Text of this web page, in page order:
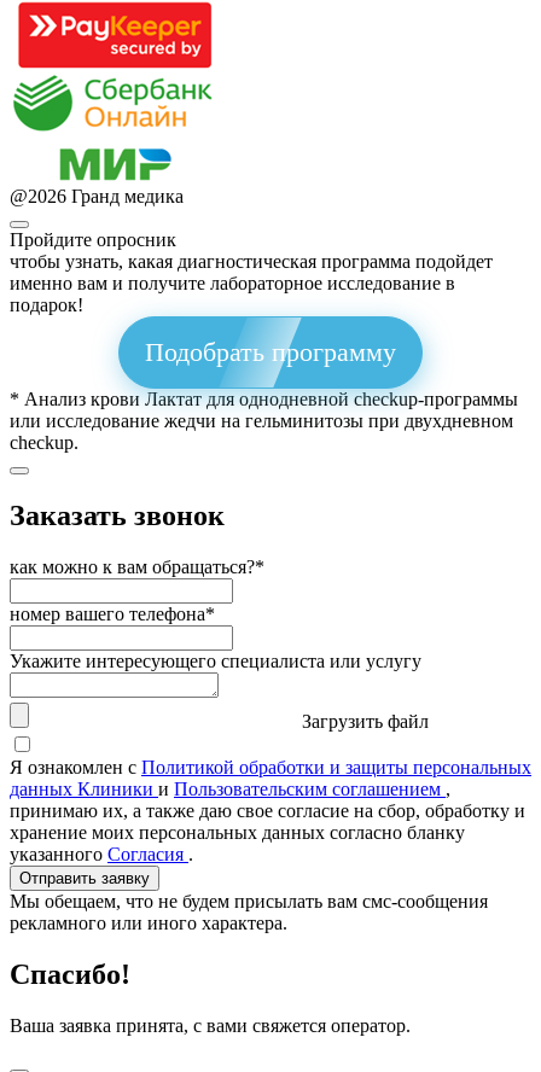
@2026 Гранд медика
Пройдите опросник
чтобы узнать, какая диагностическая программа подойдет
именно вам и получите лабораторное исследование в
подарок!
Подобрать программу
* Анализ крови Лактат для однодневной checkup-программы
или исследование жедчи на гельминитозы при двухдневном
checkup.
Заказать звонок
как можно к вам обращаться?*
номер вашего телефона*
Укажите интересующего специалиста или услугу
Загрузить файл
Я ознакомлен с Политикой обработки и защиты персональных
данных Клиники и Пользовательским соглашением ,
принимаю их, а также даю свое согласие на сбор, обработку и
хранение моих персональных данных согласно бланку
указанного Согласия .
Отправить заявку
Мы обещаем, что не будем присылать вам смс-сообщения
рекламного или иного характера.
Спасибо!
Ваша заявка принята, с вами свяжется оператор.